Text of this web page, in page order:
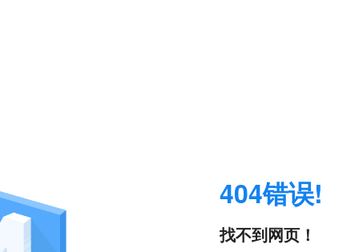
404错误!
找不到网页！